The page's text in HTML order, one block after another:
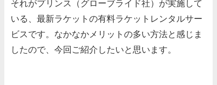
それがプリンス（グローブライド社）が実施して
いる、最新ラケットの有料ラケットレンタルサー
ビスです。なかなかメリットの多い方法と感じま
したので、今回ご紹介したいと思います。